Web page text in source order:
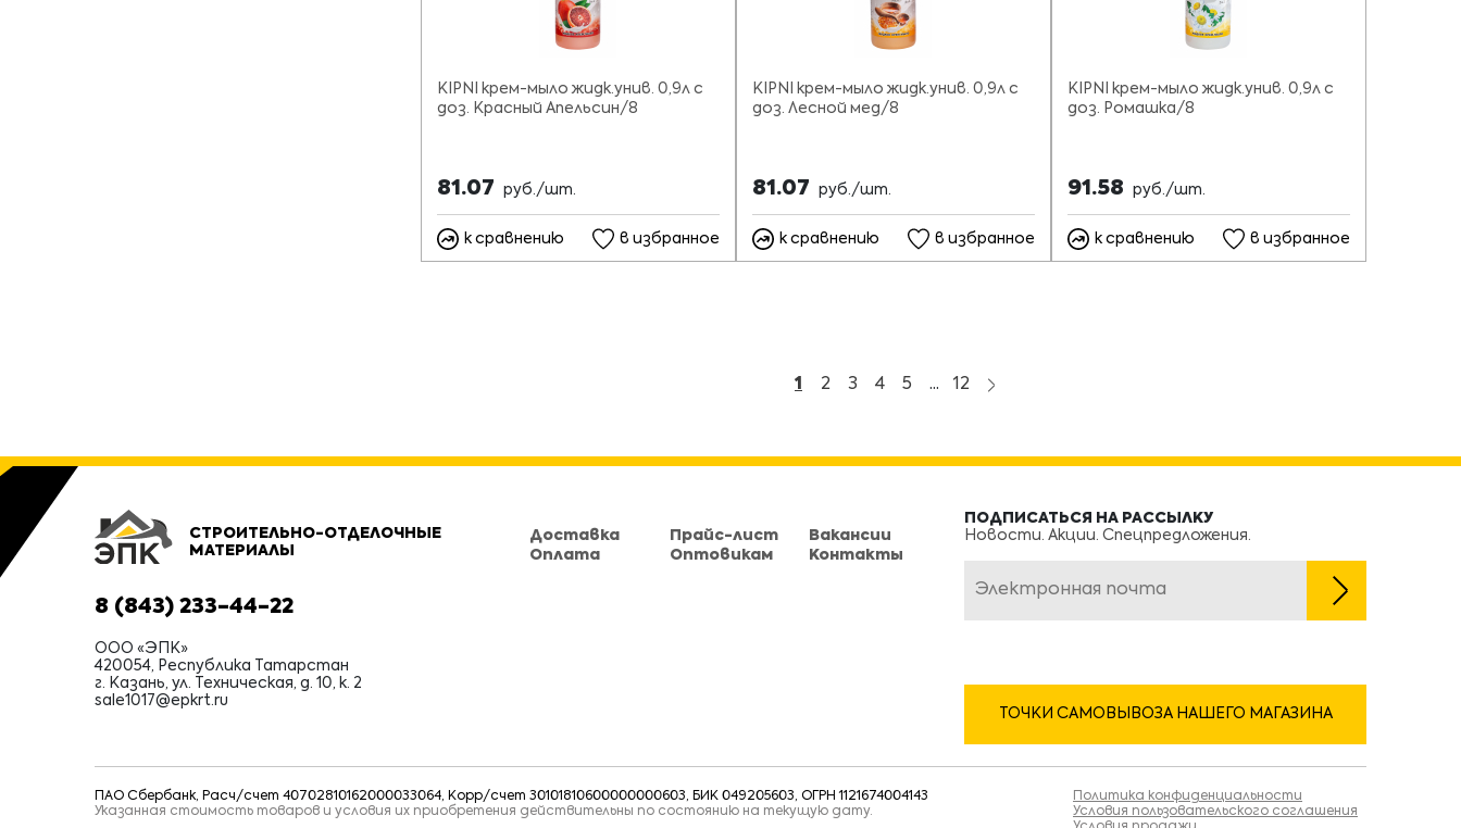
KIPNI крем-мыло жидк.унив. 0,9л с
доз. Красный Апельсин/8
81.07 руб./шт.
к сравнению в избранное
KIPNI крем-мыло жидк.унив. 0,9л с
доз. Лесной мед/8
81.07 руб./шт.
к сравнению в избранное
KIPNI крем-мыло жидк.унив. 0,9л с
доз. Ромашка/8
91.58 руб./шт.
к сравнению в избранное
1 2 3 4 5 ... 12
СТРОИТЕЛЬНО-ОТДЕЛОЧНЫЕ
МАТЕРИАЛЫ
8 (843) 233-44-22
ООО «ЭПК»
420054, Республика Татарстан
г. Казань, ул. Техническая, д. 10, к. 2
sale1017@epkrt.ru
Доставка
Оплата
Прайс-лист
Оптовикам
Вакансии
Контакты
ПОДПИСАТЬСЯ НА РАССЫЛКУ
Новости. Акции. Спецпредложения.
ТОЧКИ САМОВЫВОЗА НАШЕГО МАГАЗИНА
ПАО Сбербанк, Расч/счет 40702810162000033064, Корр/счет 30101810600000000603, БИК 049205603, ОГРН 1121674004143
Указанная стоимость товаров и условия их приобретения действительны по состоянию на текущую дату.
Политика конфиденциальности
Условия пользовательского соглашения